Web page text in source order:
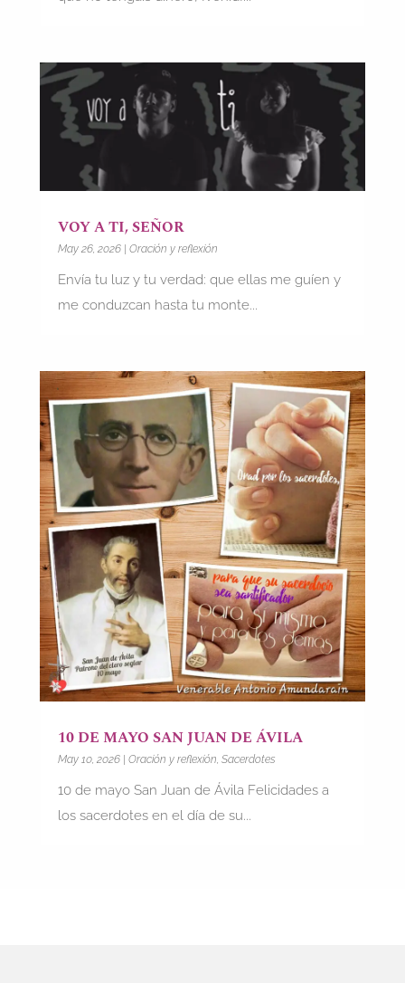
VOY A TI, SEÑOR
May 26, 2026| Oración y reflexión
Envía tu luz y tu verdad: que ellas me guíen y
me conduzcan hasta tu monte...
10 DE MAYO SAN JUAN DE ÁVILA
May 10, 2026| Oración y reflexión, Sacerdotes
10 de mayo San Juan de Ávila Felicidades a
los sacerdotes en el día de su...